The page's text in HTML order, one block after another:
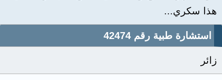
هذا سكري...
استشارة طبية رقم 42474
زائر